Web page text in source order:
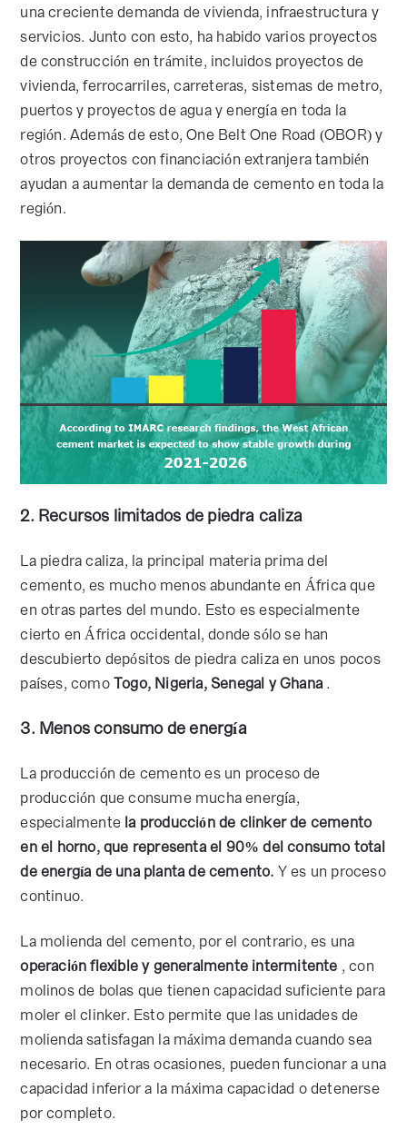
una creciente demanda de vivienda, infraestructura y
servicios. Junto con esto, ha habido varios proyectos
de construcción en trámite, incluidos proyectos de
vivienda, ferrocarriles, carreteras, sistemas de metro,
puertos y proyectos de agua y energía en toda la
región. Además de esto, One Belt One Road (OBOR) y
otros proyectos con financiación extranjera también
ayudan a aumentar la demanda de cemento en toda la
región.
2. Recursos limitados de piedra caliza
La piedra caliza, la principal materia prima del
cemento, es mucho menos abundante en África que
en otras partes del mundo. Esto es especialmente
cierto en África occidental, donde sólo se han
descubierto depósitos de piedra caliza en unos pocos
países, comoTogo, Nigeria, Senegal y Ghana.
3. Menos consumo de energía
La producción de cemento es un proceso de
producción que consume mucha energía,
especialmente la producción de clinker de cemento
en el horno, que representa el 90% del consumo total
de energía de una planta de cemento. Y es un proceso
continuo.
La molienda del cemento, por el contrario, es una
operación flexible y generalmente intermitente , con
molinos de bolas que tienen capacidad suficiente para
moler el clinker. Esto permite que las unidades de
molienda satisfagan la máxima demanda cuando sea
necesario. En otras ocasiones, pueden funcionar a una
capacidad inferior a la máxima capacidad o detenerse
por completo.